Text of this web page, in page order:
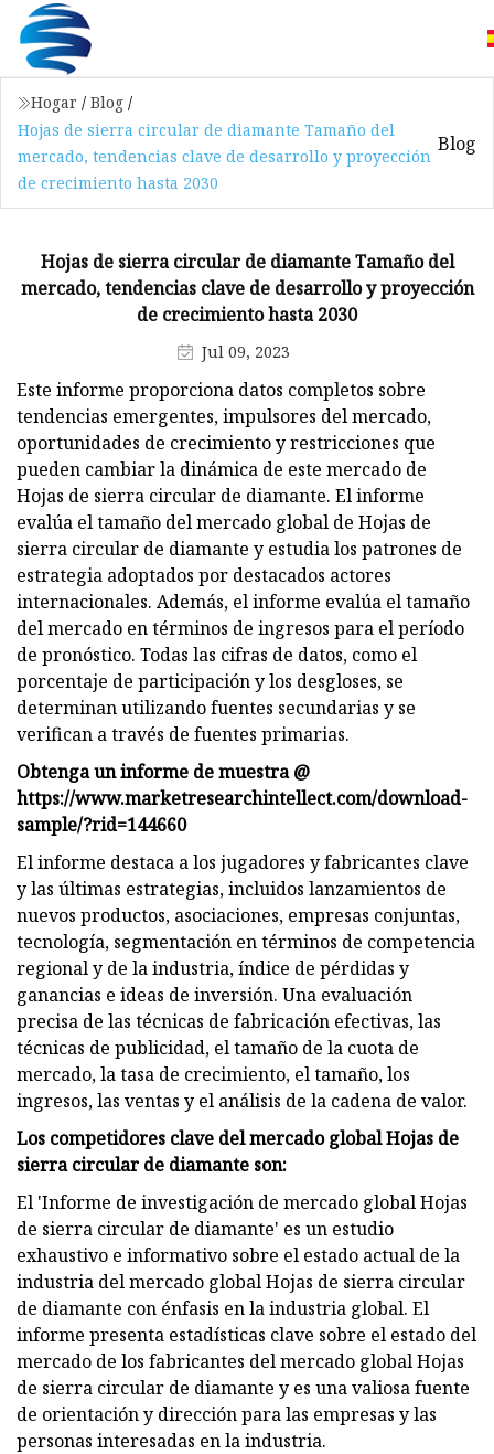
Hogar / Blog /
Hojas de sierra circular de diamante Tamaño del
mercado, tendencias clave de desarrollo y proyección
de crecimiento hasta 2030
Blog
Hojas de sierra circular de diamante Tamaño del
mercado, tendencias clave de desarrollo y proyección
de crecimiento hasta 2030
Jul 09, 2023
Este informe proporciona datos completos sobre
tendencias emergentes, impulsores del mercado,
oportunidades de crecimiento y restricciones que
pueden cambiar la dinámica de este mercado de
Hojas de sierra circular de diamante. El informe
evalúa el tamaño del mercado global de Hojas de
sierra circular de diamante y estudia los patrones de
estrategia adoptados por destacados actores
internacionales. Además, el informe evalúa el tamaño
del mercado en términos de ingresos para el período
de pronóstico. Todas las cifras de datos, como el
porcentaje de participación y los desgloses, se
determinan utilizando fuentes secundarias y se
verifican a través de fuentes primarias.
Obtenga un informe de muestra @
https://www.marketresearchintellect.com/download-
sample/?rid=144660
El informe destaca a los jugadores y fabricantes clave
y las últimas estrategias, incluidos lanzamientos de
nuevos productos, asociaciones, empresas conjuntas,
tecnología, segmentación en términos de competencia
regional y de la industria, índice de pérdidas y
ganancias e ideas de inversión. Una evaluación
precisa de las técnicas de fabricación efectivas, las
técnicas de publicidad, el tamaño de la cuota de
mercado, la tasa de crecimiento, el tamaño, los
ingresos, las ventas y el análisis de la cadena de valor.
Los competidores clave del mercado global Hojas de
sierra circular de diamante son:
El 'Informe de investigación de mercado global Hojas
de sierra circular de diamante' es un estudio
exhaustivo e informativo sobre el estado actual de la
industria del mercado global Hojas de sierra circular
de diamante con énfasis en la industria global. El
informe presenta estadísticas clave sobre el estado del
mercado de los fabricantes del mercado global Hojas
de sierra circular de diamante y es una valiosa fuente
de orientación y dirección para las empresas y las
personas interesadas en la industria.